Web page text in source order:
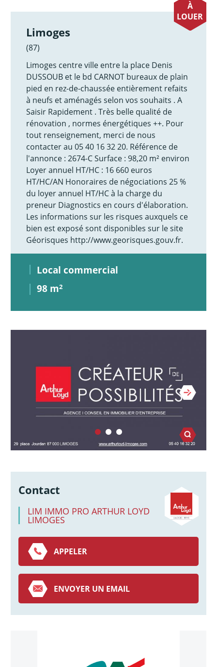
À
LOUER
Limoges
(87)
Limoges centre ville entre la place Denis
DUSSOUB et le bd CARNOT bureaux de plain
pied en rez-de-chaussée entièrement refaits
à neufs et aménagés selon vos souhaits . A
Saisir Rapidement . Très belle qualité de
rénovation , normes énergétiques ++. Pour
tout renseignement, merci de nous
contacter au 05 40 16 32 20. Référence de
l'annonce : 2674-C Surface : 98,20 m² environ
Loyer annuel HT/HC : 16 660 euros
HT/HC/AN Honoraires de négociations 25 %
du loyer annuel HT/HC à la charge du
preneur Diagnostics en cours d'élaboration.
Les informations sur les risques auxquels ce
bien est exposé sont disponibles sur le site
Géorisques http://www.georisques.gouv.fr.
Local commercial
98 m2
Contact
LIM IMMO PRO ARTHUR LOYD
LIMOGES
APPELER
ENVOYER UN EMAIL